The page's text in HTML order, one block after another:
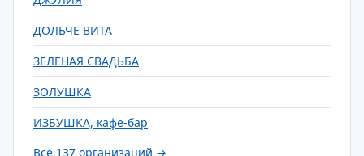
ДОЛЬЧЕ ВИТА
ЗЕЛЕНАЯ СВАДЬБА
ЗОЛУШКА
ИЗБУШКА, кафе-бар
Все 137 организаций →